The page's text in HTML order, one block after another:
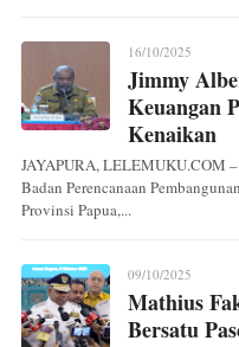
16/10/2025
Jimmy
Keuangan
Kenaikan
JAYAPURA, LELEMUKU.COM
Badan Perencanaan
Provinsi Papua,...
09/10/2025
Mathius
Bersatu